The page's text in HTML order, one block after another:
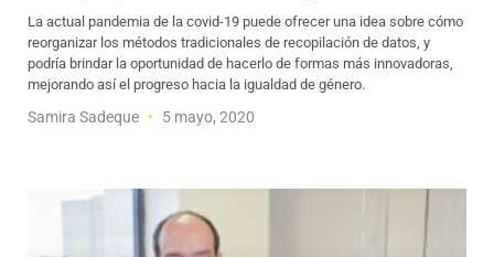
La actual pandemia de la covid-19 puede ofrecer una idea sobre cómo
reorganizar los métodos tradicionales de recopilación de datos, y
podría brindar la oportunidad de hacerlo de formas más innovadoras,
mejorando así el progreso hacia la igualdad de género.
Samira Sadeque 5 mayo, 2020